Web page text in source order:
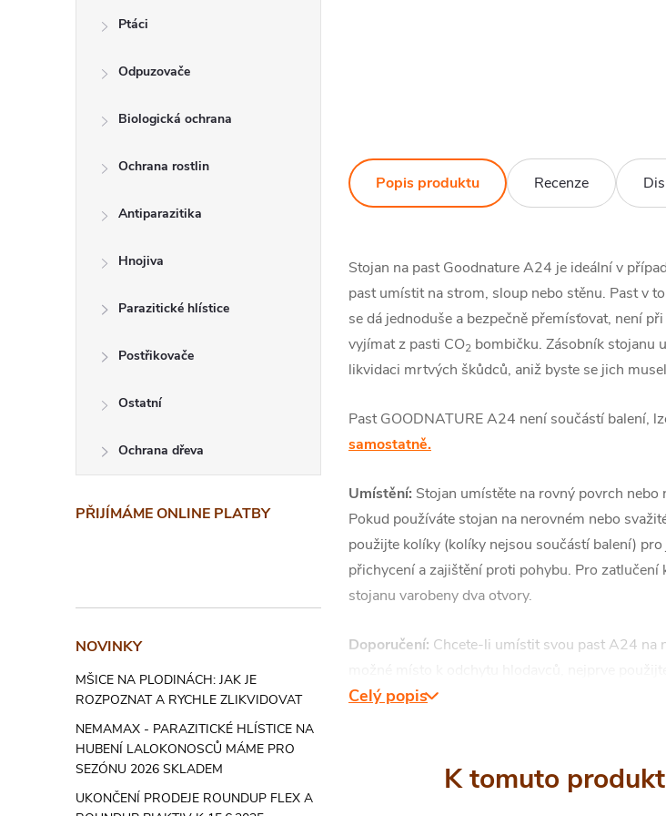
Ptáci
Odpuzovače
Biologická ochrana
Ochrana rostlin
Antiparazitika
Hnojiva
Parazitické hlístice
Postřikovače
Ostatní
Ochrana dřeva
PŘIJÍMÁME ONLINE PLATBY
NOVINKY
MŠICE NA PLODINÁCH: JAK JE
ROZPOZNAT A RYCHLE ZLIKVIDOVAT
NEMAMAX - PARAZITICKÉ HLÍSTICE NA
HUBENÍ LALOKONOSCŮ MÁME PRO
SEZÓNU 2026 SKLADEM
UKONČENÍ PRODEJE ROUNDUP FLEX A
Popis produktu Recenze
Stojan na past Goodnature A24 je ideální v
past umístit na strom, sloup nebo stěnu. Past v
se dá jednoduše a bezpečně přemísťovat, není
vyjímat z pasti CO2 bombičku. Zásobník stojanu
likvidaci mrtvých škůdců, aniž byste se jich
Past GOODNATURE A24 není součástí balení,
samostatně.
Umístění: Stojan umístěte na rovný povrch nebo
Pokud používáte stojan na nerovném nebo
použijte kolíky (kolíky nejsou součástí balení) pro
přichycení a zajištění proti pohybu. Pro zatlučení
stojanu varobeny dva otvory.
Doporučení: Chcete-li umístit svou past A24 na
karty.
Upozornění související s
Celý popis
K tomuto